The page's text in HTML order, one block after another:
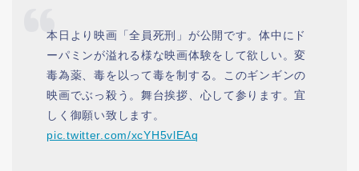
本日より映画「全員死刑」が公開です。体中にド
ーパミンが溢れる様な映画体験をして欲しい。変
毒為薬、毒を以って毒を制する。このギンギンの
映画でぶっ殺う。舞台挨拶、心して参ります。宜
しく御願い致します。
pic.twitter.com/xcYH5vlEAq